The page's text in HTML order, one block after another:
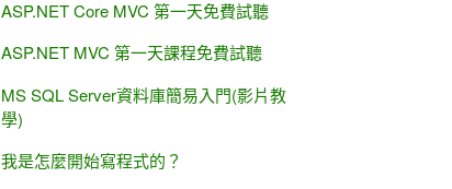
ASP.NET Core MVC 第一天免費試聽
ASP.NET MVC 第一天課程免費試聽
MS SQL Server資料庫簡易入門(影片教
學)
我是怎麼開始寫程式的？